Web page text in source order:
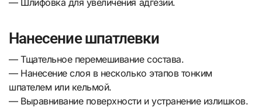
Нанесение шпатлевки
— Тщательное перемешивание состава.
— Нанесение слоя в несколько этапов тонким
шпателем или кельмой.
— Выравнивание поверхности и устранение излишков.